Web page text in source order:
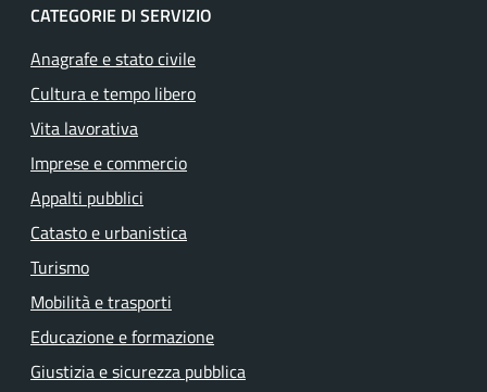
CATEGORIE DI SERVIZIO
Anagrafe e stato civile
Cultura e tempo libero
Vita lavorativa
Imprese e commercio
Appalti pubblici
Catasto e urbanistica
Turismo
Mobilità e trasporti
Educazione e formazione
Giustizia e sicurezza pubblica